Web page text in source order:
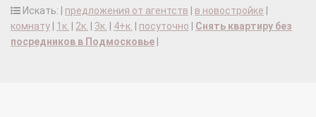
Искать: | предложения от агентств в новостройке
комнату
1к. 2к. 3к. 4+к. посуточно
Снять квартиру без
посредников в Подмосковье